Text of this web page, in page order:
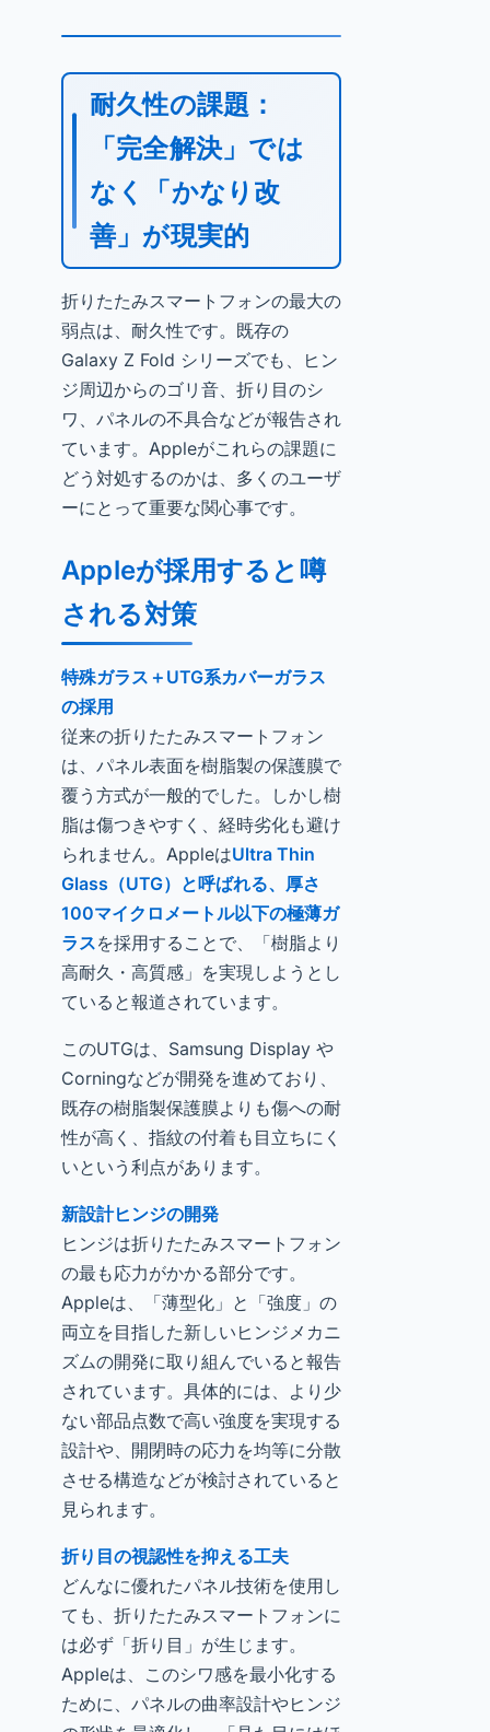
耐久性の課題：
「完全解決」では
なく「かなり改
善」が現実的
折りたたみスマートフォンの最大の
弱点は、耐久性です。既存の
Galaxy Z Fold シリーズでも、ヒン
ジ周辺からのゴリ音、折り目のシ
ワ、パネルの不具合などが報告され
ています。Appleがこれらの課題に
どう対処するのかは、多くのユーザ
ーにとって重要な関心事です。
Appleが採用すると噂
される対策
特殊ガラス＋UTG系カバーガラス
の採用
従来の折りたたみスマートフォン
は、パネル表面を樹脂製の保護膜で
覆う方式が一般的でした。しかし樹
脂は傷つきやすく、経時劣化も避け
られません。AppleはUltra Thin
Glass（UTG）と呼ばれる、厚さ
100マイクロメートル以下の極薄ガ
ラスを採用することで、「樹脂より
高耐久・高質感」を実現しようとし
ていると報道されています。
このUTGは、Samsung Display や
Corningなどが開発を進めており、
既存の樹脂製保護膜よりも傷への耐
性が高く、指紋の付着も目立ちにく
いという利点があります。
新設計ヒンジの開発
ヒンジは折りたたみスマートフォン
の最も応力がかかる部分です。
Appleは、「薄型化」と「強度」の
両立を目指した新しいヒンジメカニ
ズムの開発に取り組んでいると報告
されています。具体的には、より少
ない部品点数で高い強度を実現する
設計や、開閉時の応力を均等に分散
させる構造などが検討されていると
見られます。
折り目の視認性を抑える工夫
どんなに優れたパネル技術を使用し
ても、折りたたみスマートフォンに
は必ず「折り目」が生じます。
Appleは、このシワ感を最小化する
ために、パネルの曲率設計やヒンジ